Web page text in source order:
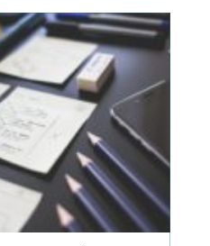
Ljuset påverkar säkerhet,
energikostnader,
produktivitet och hur en
lokal upplevs varje dag.
När företag i Stockholm
letar
31 juli 2026